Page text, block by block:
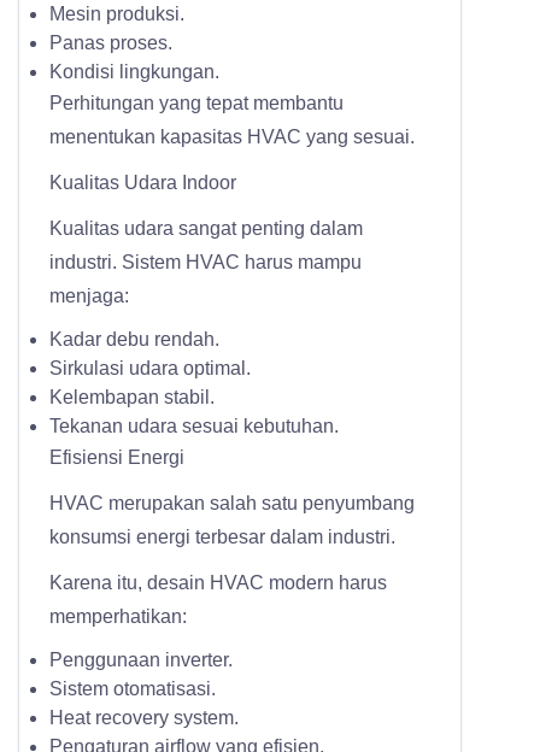
Mesin produksi.
Panas proses.
Kondisi lingkungan.
Perhitungan yang tepat membantu
menentukan kapasitas HVAC yang sesuai.
Kualitas Udara Indoor
Kualitas udara sangat penting dalam
industri. Sistem HVAC harus mampu
menjaga:
Kadar debu rendah.
Sirkulasi udara optimal.
Kelembapan stabil.
Tekanan udara sesuai kebutuhan.
Efisiensi Energi
HVAC merupakan salah satu penyumbang
konsumsi energi terbesar dalam industri.
Karena itu, desain HVAC modern harus
memperhatikan:
Penggunaan inverter.
Sistem otomatisasi.
Heat recovery system.
Pengaturan airflow yang efisien.